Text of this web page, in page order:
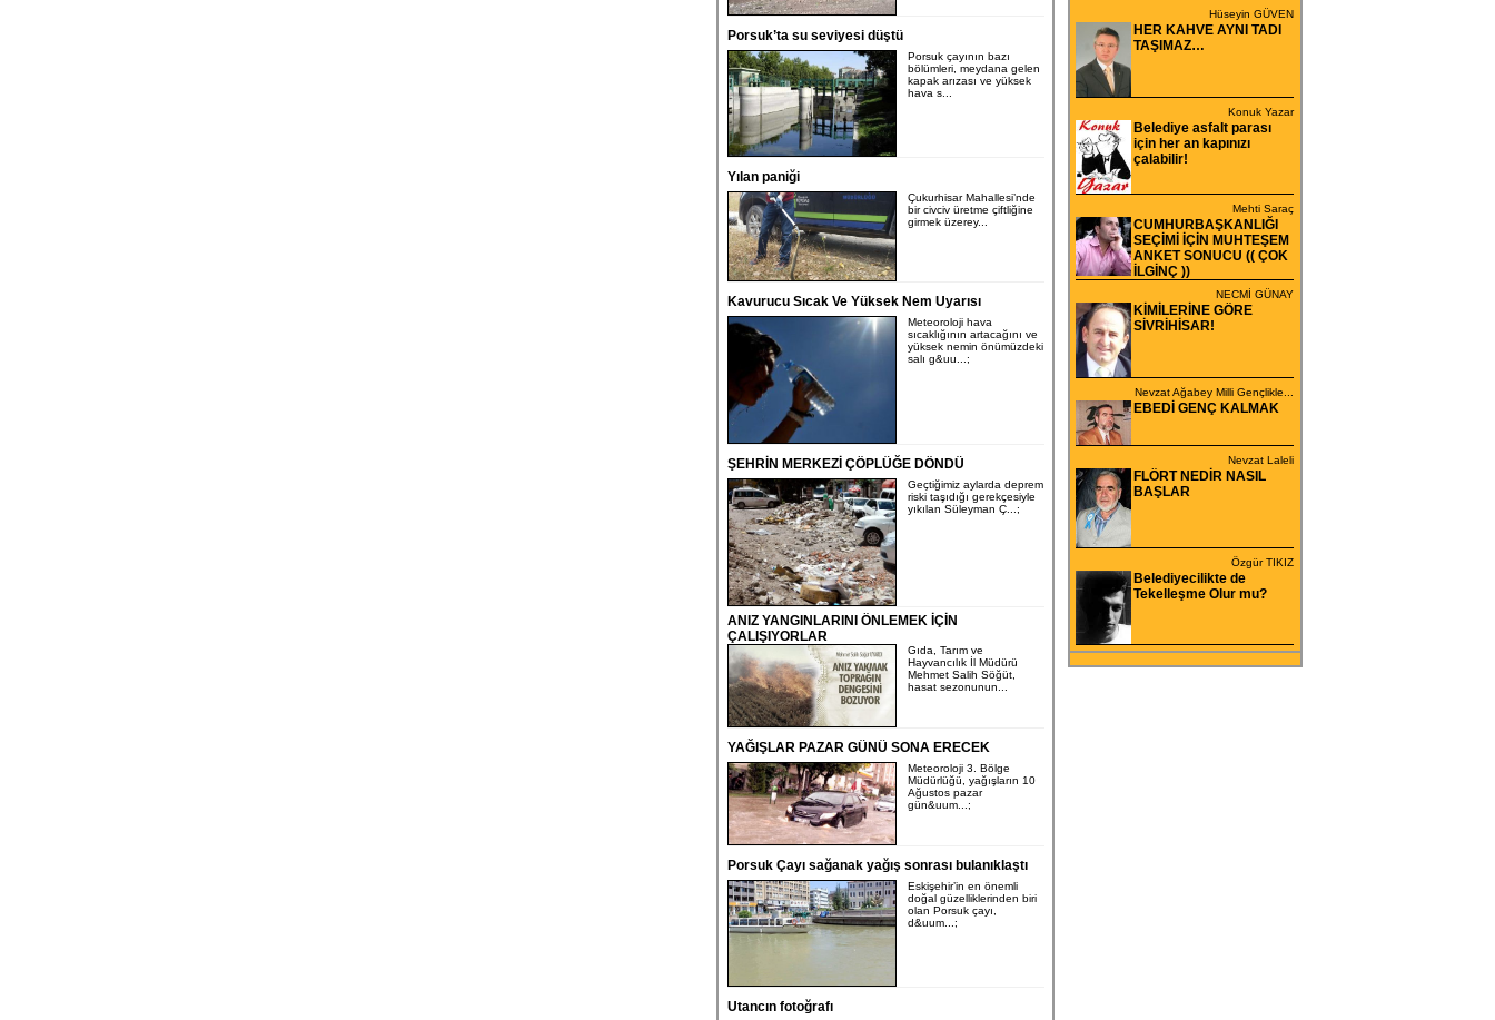
Porsuk’ta su seviyesi düştü
Porsuk çayının bazı
bölümleri, meydana gelen
kapak arızası ve yüksek
hava s...
Yılan paniği
Çukurhisar Mahallesi’nde
bir civciv üretme çiftliğine
girmek üzerey...
Kavurucu Sıcak Ve Yüksek Nem Uyarısı
Meteoroloji hava
sıcaklığının artacağını ve
yüksek nemin önümüzdeki
salı g&uu...;
ŞEHRİN MERKEZİ ÇÖPLÜĞE DÖNDÜ
Geçtiğimiz aylarda deprem
riski taşıdığı gerekçesiyle
yıkılan Süleyman Ç...;
ANIZ YANGINLARINI ÖNLEMEK İÇİN
ÇALIŞIYORLAR
Gıda, Tarım ve
Hayvancılık İl Müdürü
Mehmet Salih Söğüt,
hasat sezonunun...
YAĞIŞLAR PAZAR GÜNÜ SONA ERECEK
Meteoroloji 3. Bölge
Müdürlüğü, yağışların 10
Ağustos pazar
gün&uum...;
Porsuk Çayı sağanak yağış sonrası bulanıklaştı
Eskişehir’in en önemli
doğal güzelliklerinden biri
olan Porsuk çayı,
d&uum...;
Utancın fotoğrafı
Hüseyin GÜVEN
HER KAHVE AYNI TADI
TAŞIMAZ…
Konuk Yazar
Belediye asfalt parası
için her an kapınızı
çalabilir!
Mehti Saraç
CUMHURBAŞKANLIĞI
SEÇİMİ İÇİN MUHTEŞEM
ANKET SONUCU (( ÇOK
İLGİNÇ ))
NECMİ GÜNAY
KİMİLERİNE GÖRE
SİVRİHİSAR!
Nevzat Ağabey Milli Gençlikle...
EBEDİ GENÇ KALMAK
Nevzat Laleli
FLÖRT NEDİR NASIL
BAŞLAR
Özgür TIKIZ
Belediyecilikte de
Tekelleşme Olur mu?